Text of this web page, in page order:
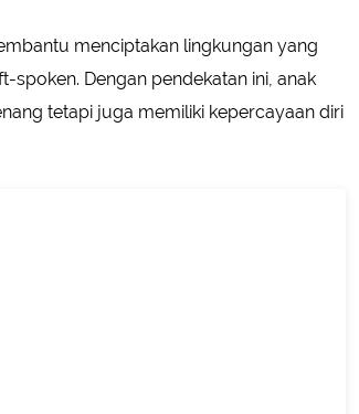
menciptakan lingkungan yang
Dengan pendekatan ini, anak
tetapi juga memiliki kepercayaan diri